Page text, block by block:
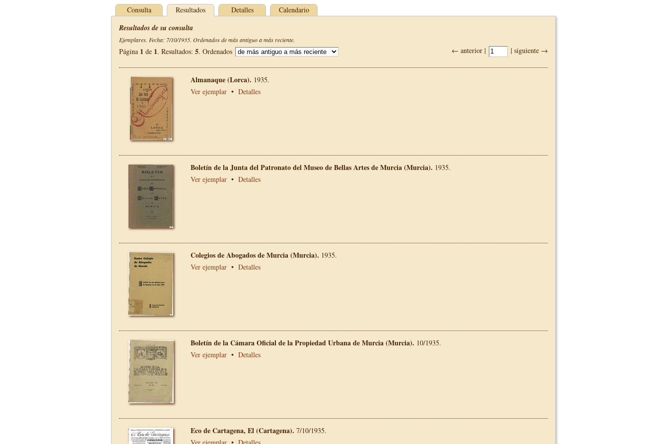
Consulta Resultados Detalles Calendario
Resultados de su consulta
Ejemplares. Fecha: 7/10/1935. Ordenados de más antiguo a más reciente.
← anterior | | siguiente →
Página 1 de 1. Resultados: 5. Ordenados
Almanaque (Lorca). 1935.
Ver ejemplar • Detalles
Boletín de la Junta del Patronato del Museo de Bellas Artes de Murcia (Murcia). 1935.
Ver ejemplar • Detalles
Colegios de Abogados de Murcia (Murcia). 1935.
Ver ejemplar • Detalles
Boletín de la Cámara Oficial de la Propiedad Urbana de Murcia (Murcia). 10/1935.
Ver ejemplar • Detalles
Eco de Cartagena, El (Cartagena). 7/10/1935.